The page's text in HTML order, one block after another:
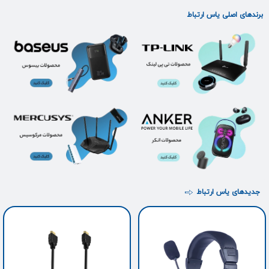
برندهای اصلی یاس ارتباط
جدیدهای یاس ارتباط